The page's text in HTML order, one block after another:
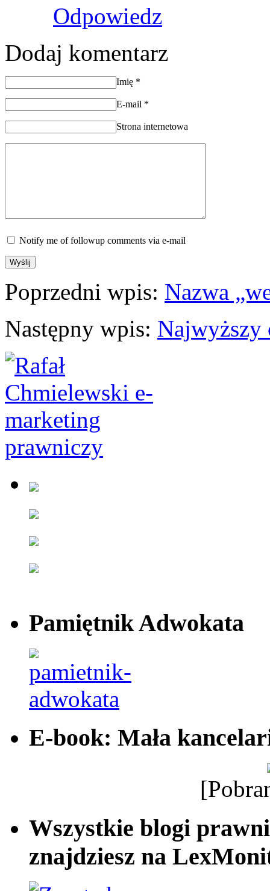
Odpowiedz
Dodaj komentarz
Imię *
E-mail *
Strona internetowa
Notify me of followup comments via e-mail
Poprzedni wpis: Nazwa
Następny wpis: Najwyższy
Pamiętnik Adwokata
E-book: Mała
Wszystkie blogi
znajdziesz na